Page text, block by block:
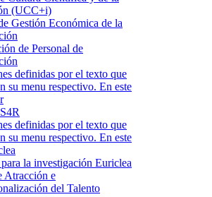
(UCC+i)
Gestión Económica de la
de Personal de
la investigación Euriclea
Atracción e
del Talento